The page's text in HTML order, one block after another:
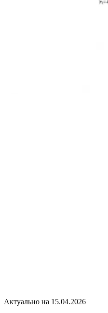
Актуально на 15.04.2026